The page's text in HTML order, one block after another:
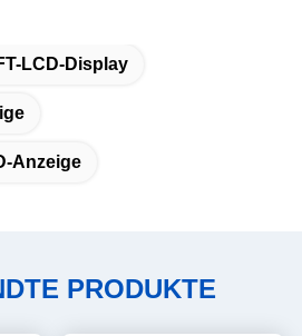
LCD-Display
Anzeige
PRODUKTE